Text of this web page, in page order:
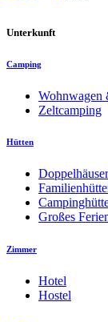
Unterkunft
Camping
Wohnwagen
Zeltcamping
Hütten
Großes
Zimmer
Hotel
Hostel